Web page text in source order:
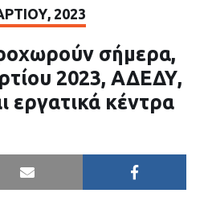
2023
σήμερα,
2023, ΑΔΕΔΥ,
εργατικά κέντρα